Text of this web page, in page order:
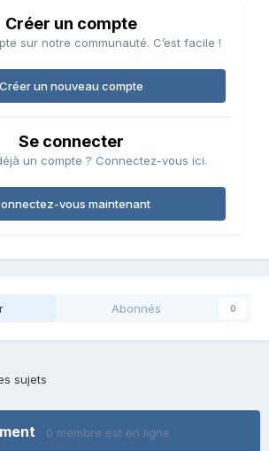
Créer un compte
sur notre communauté. C’est facile !
Créer un nouveau compte
Se connecter
un compte ? Connectez-vous ici.
vous maintenant
Abonnés 0
sujets
0 membre est en ligne